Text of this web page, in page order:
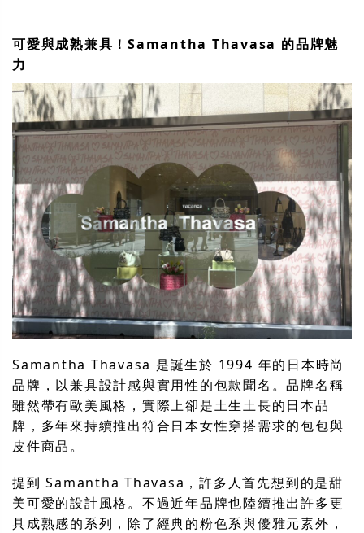
可愛與成熟兼具！Samantha Thavasa 的品牌魅
力
Samantha Thavasa 是誕生於 1994 年的日本時尚
品牌，以兼具設計感與實用性的包款聞名。品牌名稱
雖然帶有歐美風格，實際上卻是土生土長的日本品
牌，多年來持續推出符合日本女性穿搭需求的包包與
皮件商品。
提到 Samantha Thavasa，許多人首先想到的是甜
美可愛的設計風格。不過近年品牌也陸續推出許多更
具成熟感的系列，除了經典的粉色系與優雅元素外，